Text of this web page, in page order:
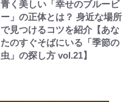
青く美しい「幸せのブルービ
ー」の正体とは？ 身近な場所
で見つけるコツを紹介【あな
たのすぐそばにいる「季節の
虫」の探し方 vol.21】